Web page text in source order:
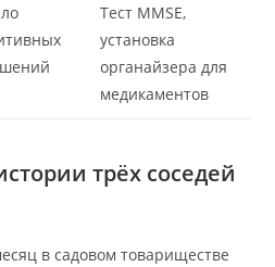
Тест MMSE,
установка
органайзера для
медикаментов
трёх соседей
в садовом товариществе